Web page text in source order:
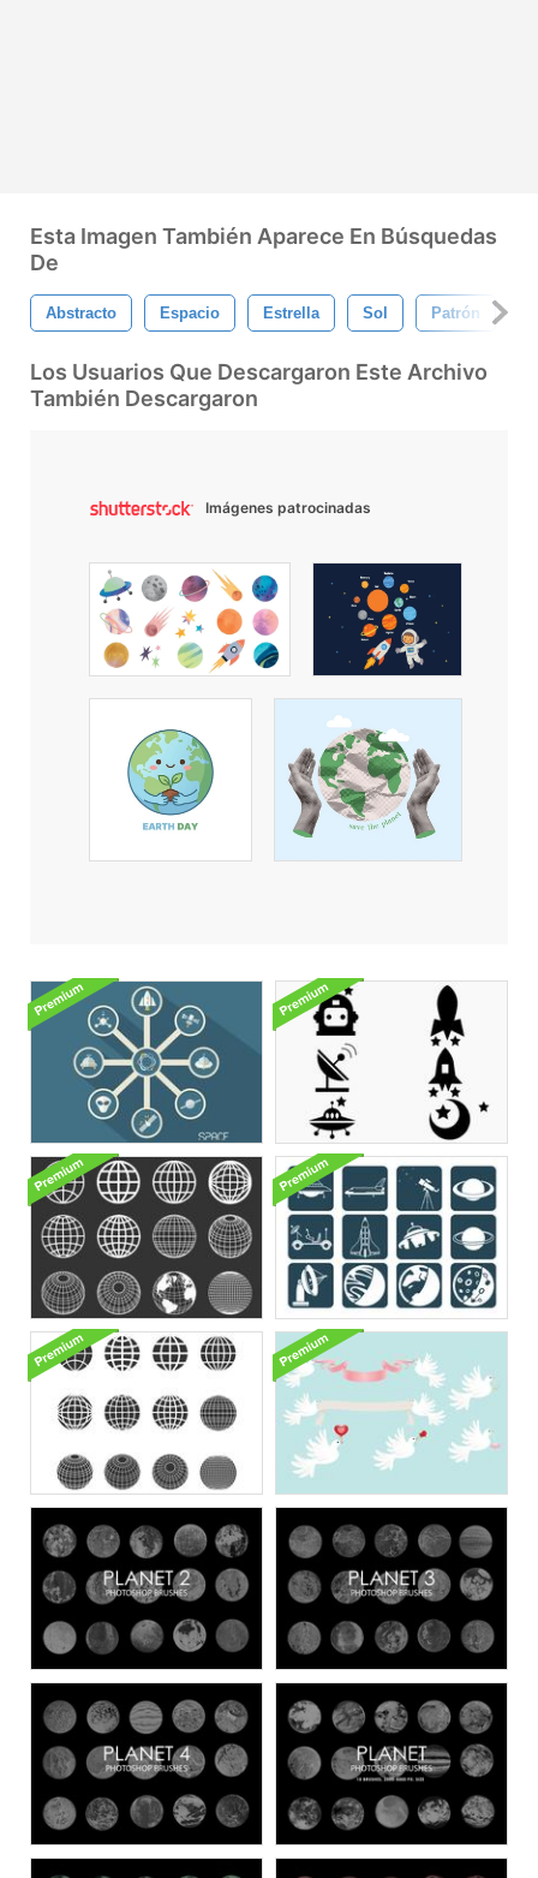
Esta Imagen También Aparece En Búsquedas
De
Abstracto Espacio Estrella Sol Patrón
Los Usuarios Que Descargaron Este Archivo
También Descargaron
Imágenes patrocinadas